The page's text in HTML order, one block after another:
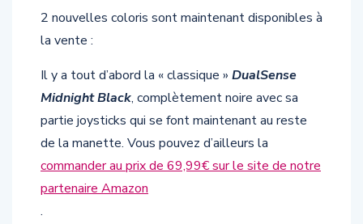
2 nouvelles coloris sont maintenant disponibles à
la vente :
Il y a tout d’abord la « classique » DualSense
Midnight Black, complètement noire avec sa
partie joysticks qui se font maintenant au reste
de la manette. Vous pouvez d’ailleurs la
commander au prix de 69,99€ sur le site de notre
partenaire Amazon
.